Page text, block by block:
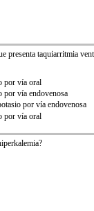
presenta taquiarritmia
por vía oral
por vía endovenosa
por vía endovenosa
por vía oral